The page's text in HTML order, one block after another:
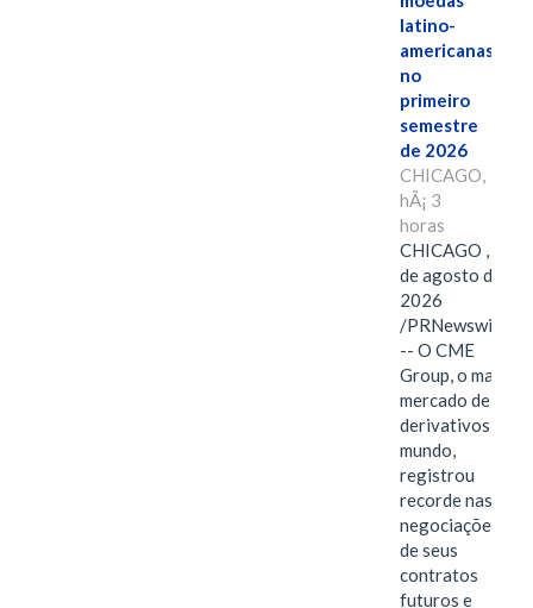
latino-
americanas
no
primeiro
semestre
de 2026
CHICAGO,
hÃ¡ 3
horas
CHICAGO , 6
de agosto de
2026
/PRNewswire/
-- O CME
Group, o maior
mercado de
derivativos do
mundo,
registrou
recorde nas
negociações
de seus
contratos
futuros e